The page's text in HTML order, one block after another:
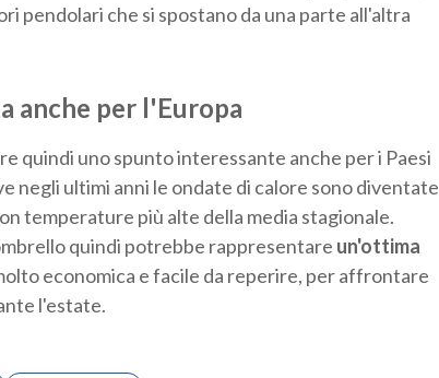
pendolari che si spostano da una parte all'altra
anche per l'Europa
quindi uno spunto interessante anche per i Paesi
negli ultimi anni le ondate di calore sono diventate
temperature più alte della media stagionale.
quindi potrebbe rappresentare un'ottima
economica e facile da reperire, per affrontare
l'estate.